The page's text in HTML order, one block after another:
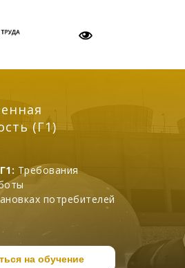
(Г1)
Требования
потребителей
на обучение